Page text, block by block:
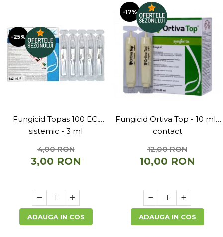
-25%
Fungicid Topas 100 EC,
sistemic - 3 ml
4,00 RON
3,00 RON
ADAUGA IN COS
-17%
Fungicid Ortiva Top - 10 ml ,
contact
12,00 RON
10,00 RON
ADAUGA IN COS